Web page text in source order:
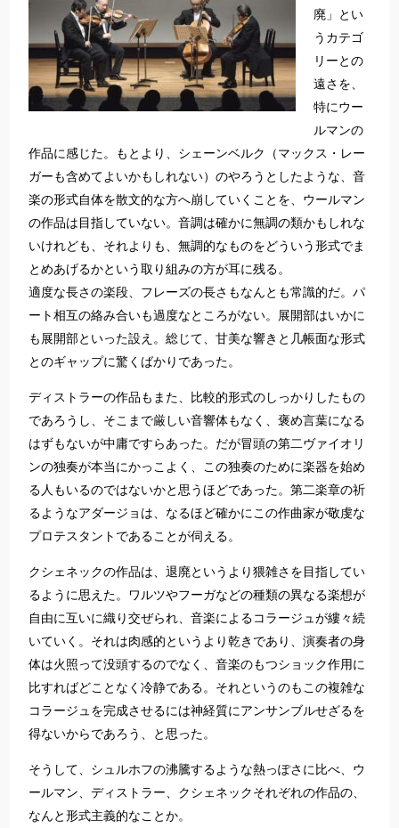
廃」とい
うカテゴ
リーとの
遠さを、
特にウー
ルマンの
作品に感じた。もとより、シェーンベルク（マックス・レー
ガーも含めてよいかもしれない）のやろうとしたような、音
楽の形式自体を散文的な方へ崩していくことを、ウールマン
の作品は目指していない。音調は確かに無調の類かもしれな
いけれども、それよりも、無調的なものをどういう形式でま
とめあげるかという取り組みの方が耳に残る。
適度な長さの楽段、フレーズの長さもなんとも常識的だ。パ
ート相互の絡み合いも過度なところがない。展開部はいかに
も展開部といった設え。総じて、甘美な響きと几帳面な形式
とのギャップに驚くばかりであった。
ディストラーの作品もまた、比較的形式のしっかりしたもの
であろうし、そこまで厳しい音響体もなく、褒め言葉になる
はずもないが中庸ですらあった。だが冒頭の第二ヴァイオリ
ンの独奏が本当にかっこよく、この独奏のために楽器を始め
る人もいるのではないかと思うほどであった。第二楽章の祈
るようなアダージョは、なるほど確かにこの作曲家が敬虔な
プロテスタントであることが伺える。
クシェネックの作品は、退廃というより猥雑さを目指してい
るように思えた。ワルツやフーガなどの種類の異なる楽想が
自由に互いに織り交ぜられ、音楽によるコラージュが縷々続
いていく。それは肉感的というより乾きであり、演奏者の身
体は火照って没頭するのでなく、音楽のもつショック作用に
比すればどことなく冷静である。それというのもこの複雑な
コラージュを完成させるには神経質にアンサンブルせざるを
得ないからであろう、と思った。
そうして、シュルホフの沸騰するような熱っぽさに比べ、ウ
ールマン、ディストラー、クシェネックそれぞれの作品の、
なんと形式主義的なことか。